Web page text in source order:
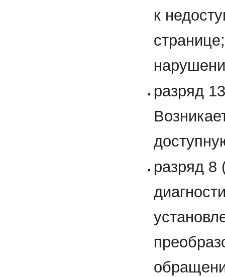
к
разряд
разряд